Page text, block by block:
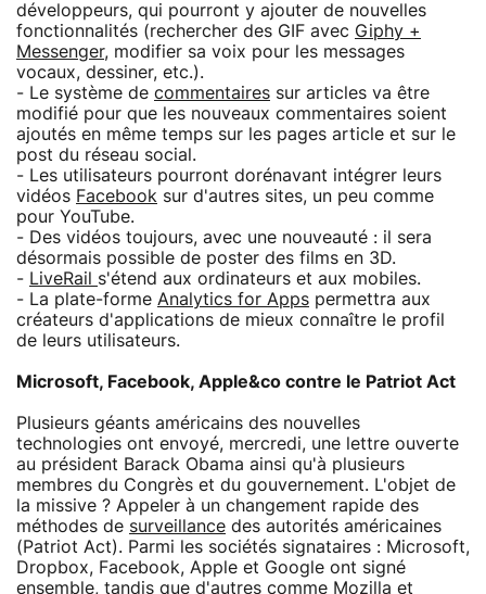
développeurs, qui pourront y ajouter de nouvelles
fonctionnalités (rechercher des GIF avec Giphy +
Messenger, modifier sa voix pour les messages
vocaux, dessiner, etc.).
- Le système de commentaires sur articles va être
modifié pour que les nouveaux commentaires soient
ajoutés en même temps sur les pages article et sur le
post du réseau social.
- Les utilisateurs pourront dorénavant intégrer leurs
vidéos Facebook sur d'autres sites, un peu comme
pour YouTube.
- Des vidéos toujours, avec une nouveauté : il sera
désormais possible de poster des films en 3D.
- LiveRail s'étend aux ordinateurs et aux mobiles.
- La plate-forme Analytics for Apps permettra aux
créateurs d'applications de mieux connaître le profil
de leurs utilisateurs.
Microsoft, Facebook, Apple&co contre le Patriot Act
Plusieurs géants américains des nouvelles
technologies ont envoyé, mercredi, une lettre ouverte
au président Barack Obama ainsi qu'à plusieurs
membres du Congrès et du gouvernement. L'objet de
la missive ? Appeler à un changement rapide des
méthodes de surveillance des autorités américaines
(Patriot Act). Parmi les sociétés signataires : Microsoft,
Dropbox, Facebook, Apple et Google ont signé
ensemble, tandis que d'autres comme Mozilla et